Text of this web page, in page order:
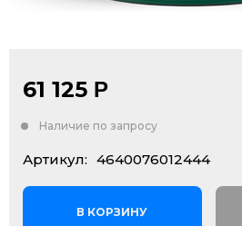
61 125 Р
Наличие по запросу
Артикул: 4640076012444
В КОРЗИНУ